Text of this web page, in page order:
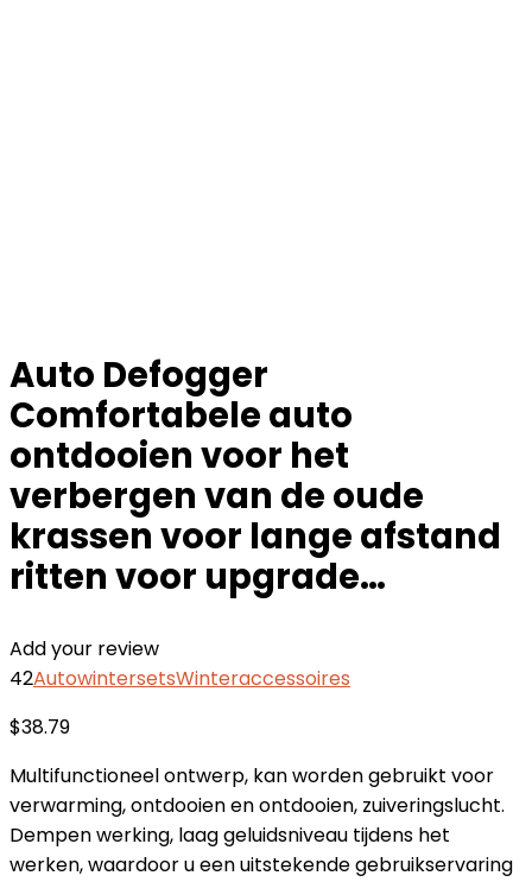
Auto Defogger
Comfortabele auto
ontdooien voor het
verbergen van de oude
krassen voor lange afstand
ritten voor upgrade…
Add your review
42AutowintersetsWinteraccessoires
$38.79
Multifunctioneel ontwerp, kan worden gebruikt voor
verwarming, ontdooien en ontdooien, zuiveringslucht.
Dempen werking, laag geluidsniveau tijdens het
werken, waardoor u een uitstekende gebruikservaring